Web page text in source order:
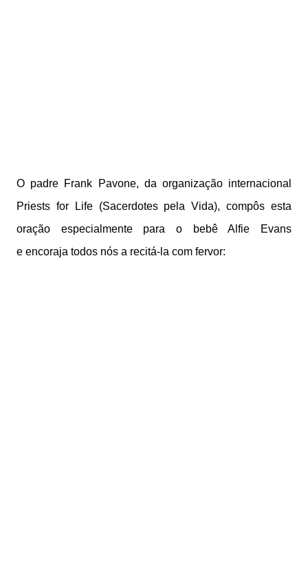
O padre Frank Pavone, da organização internacional
Priests for Life (Sacerdotes pela Vida), compôs esta
oração especialmente para o bebê Alfie Evans
e encoraja todos nós a recitá-la com fervor: